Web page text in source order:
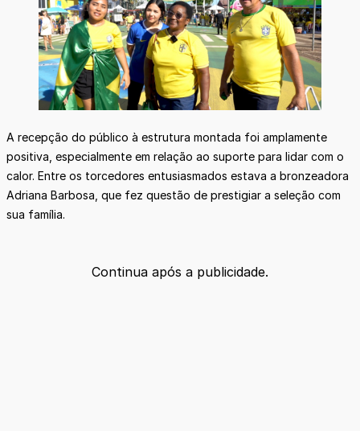
A recepção do público à estrutura montada foi amplamente
positiva, especialmente em relação ao suporte para lidar com o
calor. Entre os torcedores entusiasmados estava a bronzeadora
Adriana Barbosa, que fez questão de prestigiar a seleção com
sua família.
Continua após a publicidade.